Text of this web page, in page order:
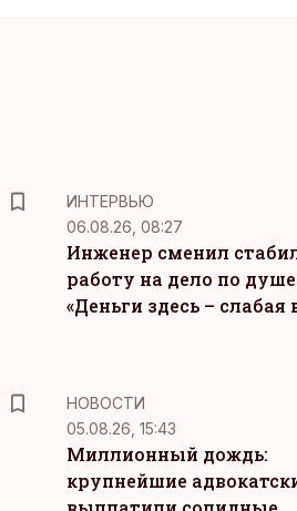
ИНТЕРВЬЮ
06.08.26, 08:27
Инженер сменил
работу на дело по
«Деньги здесь – слабая
НОВОСТИ
05.08.26, 15:43
Миллионный дождь:
крупнейшие